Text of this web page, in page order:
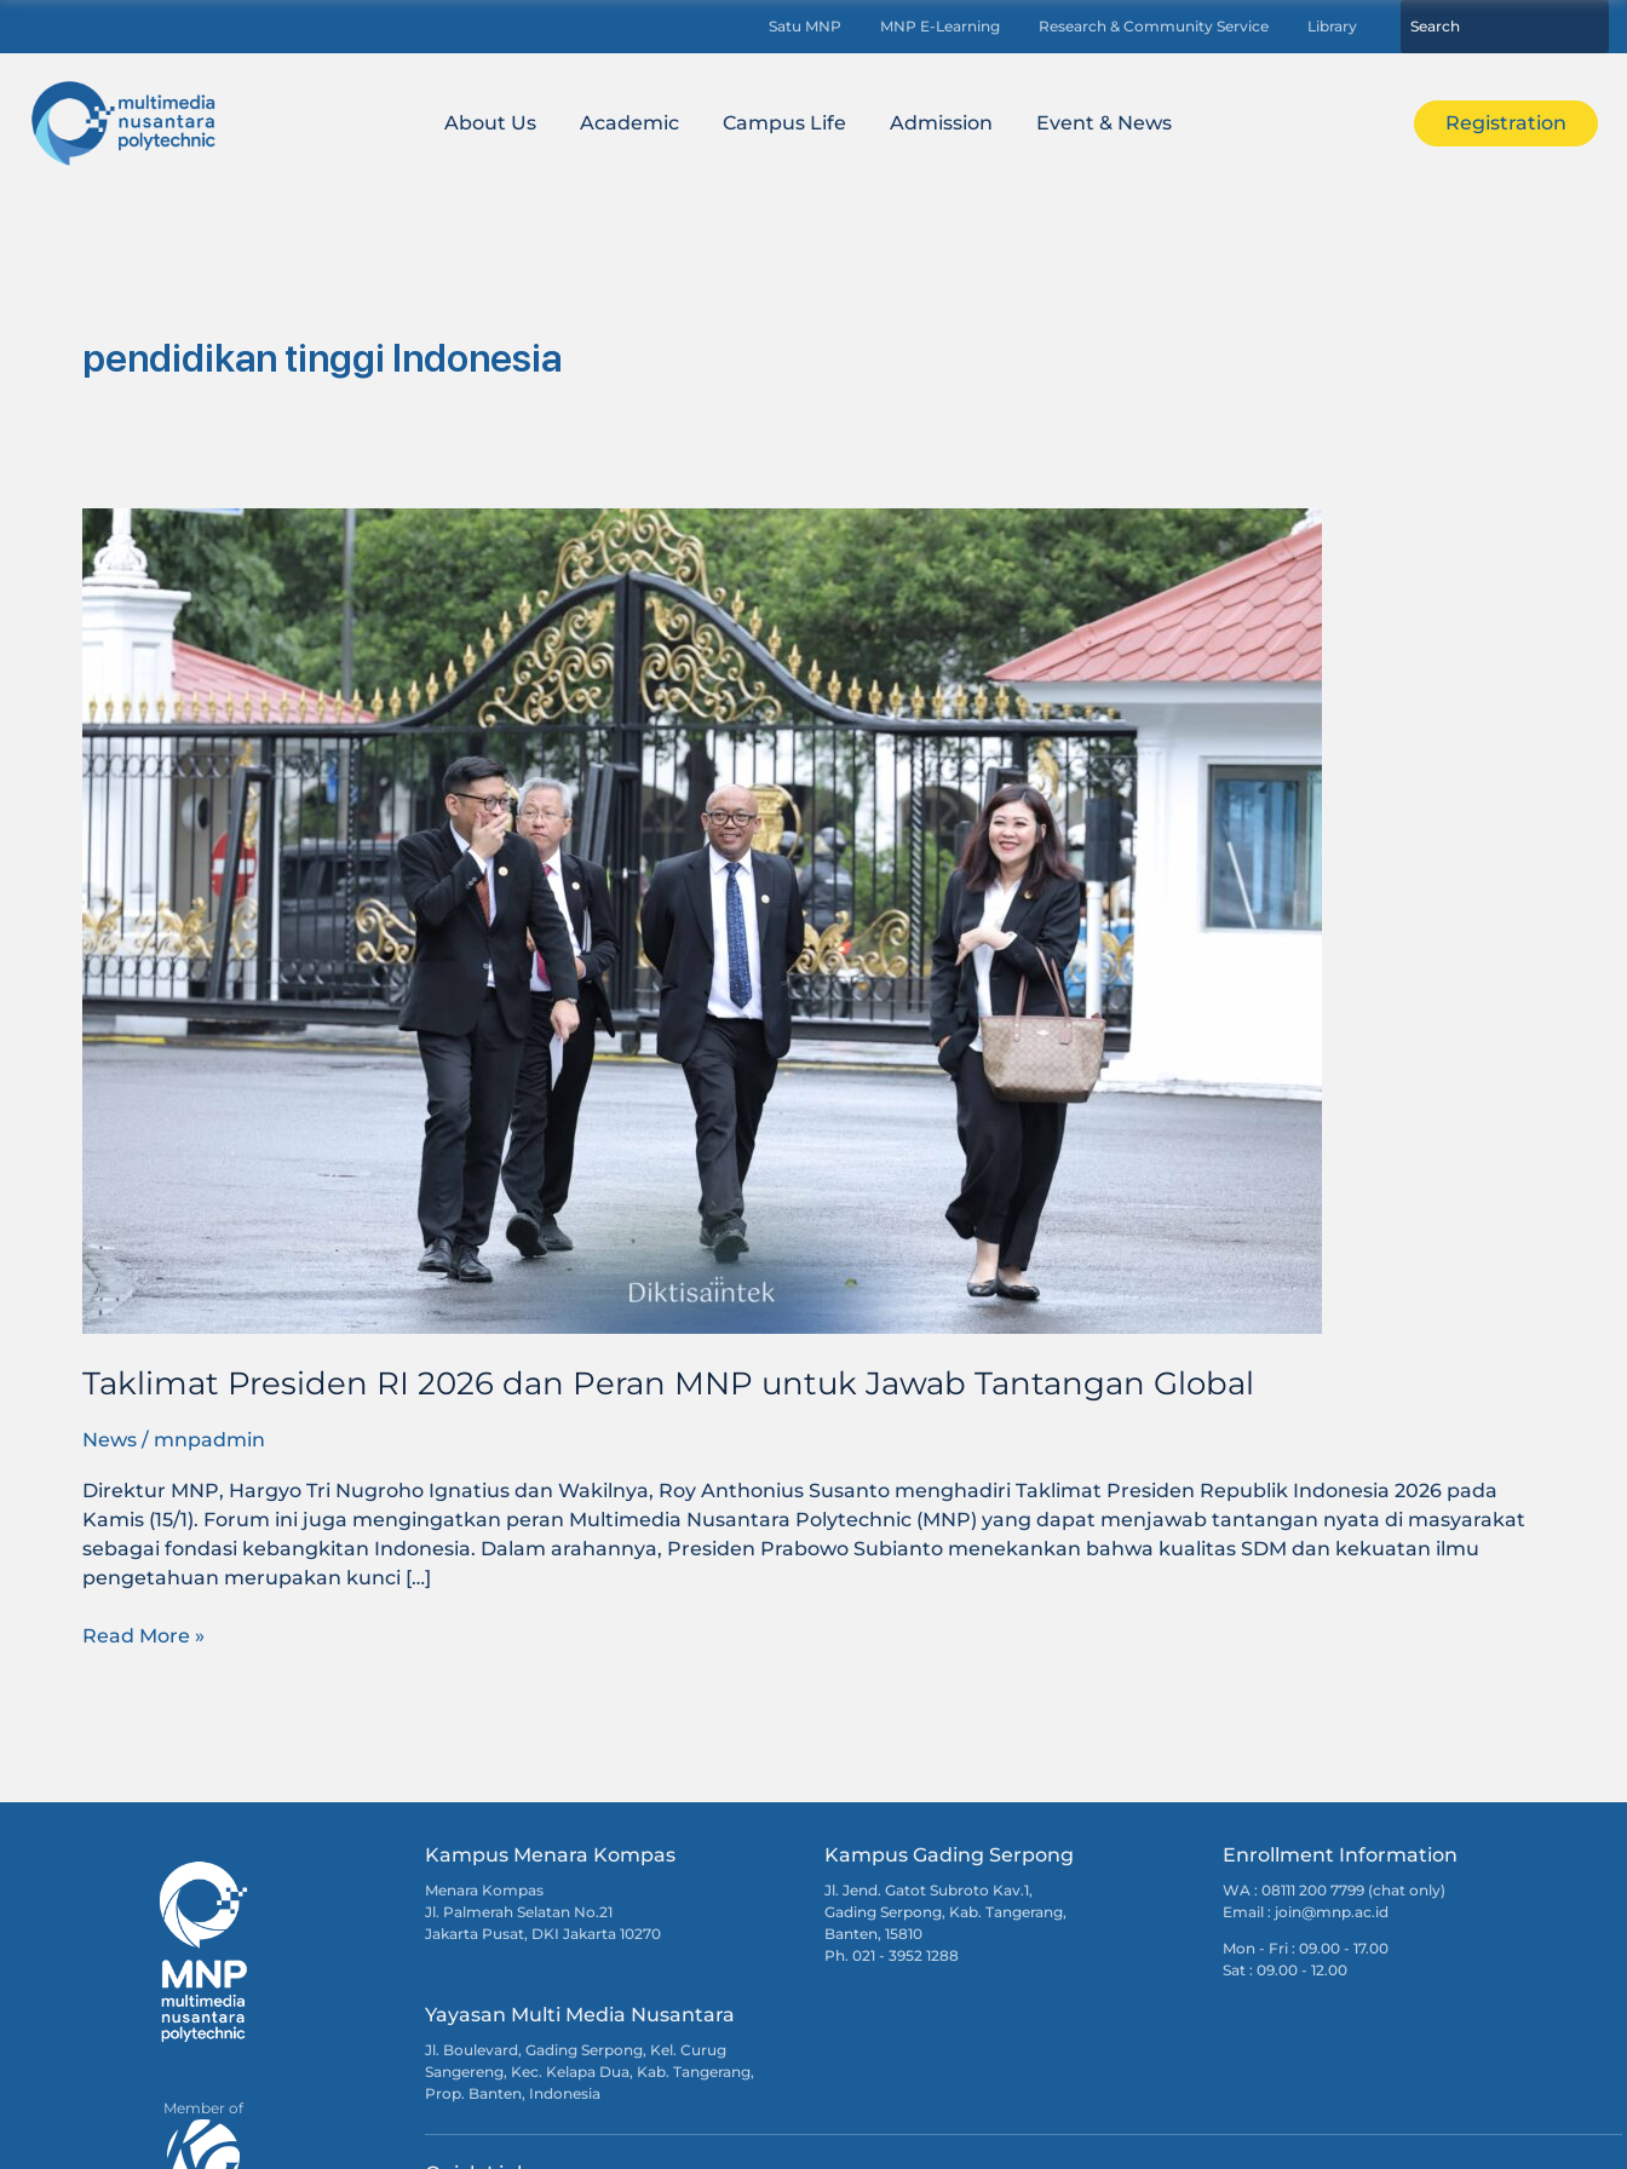
Satu MNP MNP E-Learning Research & Community Service Library
About Us Academic Campus Life Admission Event & News Registration
pendidikan tinggi Indonesia
Taklimat Presiden RI 2026 dan Peran MNP untuk Jawab Tantangan Global
News / mnpadmin
Direktur MNP, Hargyo Tri Nugroho Ignatius dan Wakilnya, Roy Anthonius Susanto menghadiri Taklimat Presiden Republik Indonesia 2026 pada
Kamis (15/1). Forum ini juga mengingatkan peran Multimedia Nusantara Polytechnic (MNP) yang dapat menjawab tantangan nyata di masyarakat
sebagai fondasi kebangkitan Indonesia. Dalam arahannya, Presiden Prabowo Subianto menekankan bahwa kualitas SDM dan kekuatan ilmu
pengetahuan merupakan kunci […]
Taklimat
Presiden
RI
2026
dan
MNP
untuk
Jawab
Tantangan
Global
Read More »
Member of
Kampus Menara Kompas
Menara Kompas
Jl. Palmerah Selatan No.21
Jakarta Pusat, DKI Jakarta 10270
Kampus Gading Serpong
Jl. Jend. Gatot Subroto Kav.1,
Gading Serpong, Kab. Tangerang,
Banten, 15810
Ph. 021 - 3952 1288
Enrollment Information
WA : 08111 200 7799 (chat only)
Email : join@mnp.ac.id
Mon - Fri : 09.00 - 17.00
Sat : 09.00 - 12.00
Yayasan Multi Media Nusantara
Jl. Boulevard, Gading Serpong, Kel. Curug
Sangereng, Kec. Kelapa Dua, Kab. Tangerang,
Prop. Banten, Indonesia